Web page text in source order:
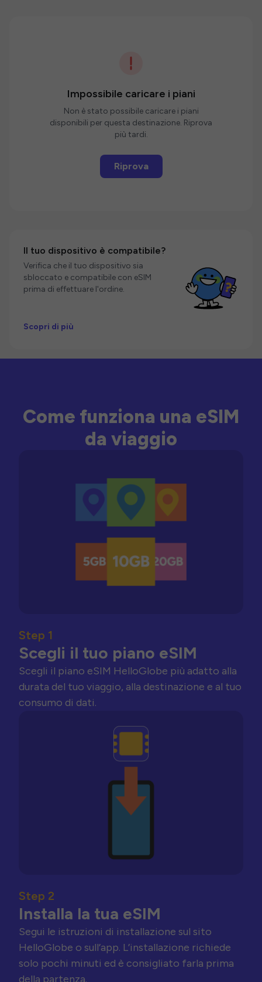
Impossibile caricare i piani
Non è stato possibile caricare i piani
disponibili per questa destinazione. Riprova
più tardi.
Riprova
Il tuo dispositivo è compatibile?
Verifica che il tuo dispositivo sia
sbloccato e compatibile con eSIM
prima di effettuare l'ordine.
Scopri di più
Come funziona una eSIM
da viaggio
Step 1
Scegli il tuo piano eSIM
Scegli il piano eSIM HelloGlobe più adatto alla
durata del tuo viaggio, alla destinazione e al tuo
consumo di dati.
Step 2
Installa la tua eSIM
Segui le istruzioni di installazione sul sito
HelloGlobe o sull’app. L’installazione richiede
solo pochi minuti ed è consigliato farla prima
della partenza.